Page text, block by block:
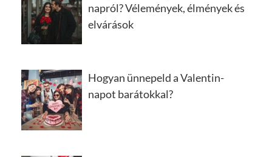
napról? Vélemények, élmények és
elvárások
Hogyan ünnepeld a Valentin-
napot barátokkal?